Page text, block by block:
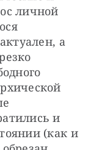
личной
а
и
(как и